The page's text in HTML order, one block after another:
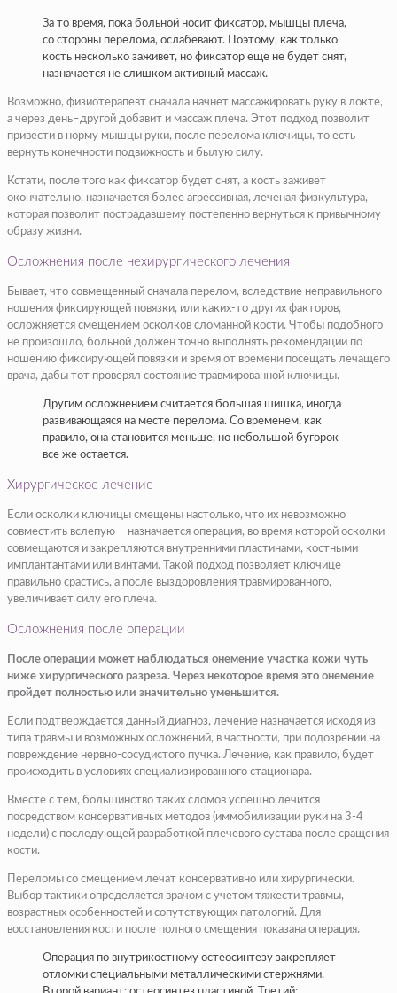
За то время, пока больной носит фиксатор, мышцы плеча,
со стороны перелома, ослабевают. Поэтому, как только
кость несколько заживет, но фиксатор еще не будет снят,
назначается не слишком активный массаж.
Возможно, физиотерапевт сначала начнет массажировать руку в локте,
а через день–другой добавит и массаж плеча. Этот подход позволит
привести в норму мышцы руки, после перелома ключицы, то есть
вернуть конечности подвижность и былую силу.
Кстати, после того как фиксатор будет снят, а кость заживет
окончательно, назначается более агрессивная, леченая физкультура,
которая позволит пострадавшему постепенно вернуться к привычному
образу жизни.
Осложнения после нехирургического лечения
Бывает, что совмещенный сначала перелом, вследствие неправильного
ношения фиксирующей повязки, или каких-то других факторов,
осложняется смещением осколков сломанной кости. Чтобы подобного
не произошло, больной должен точно выполнять рекомендации по
ношению фиксирующей повязки и время от времени посещать лечащего
врача, дабы тот проверял состояние травмированной ключицы.
Другим осложнением считается большая шишка, иногда
развивающаяся на месте перелома. Со временем, как
правило, она становится меньше, но небольшой бугорок
все же остается.
Хирургическое лечение
Если осколки ключицы смещены настолько, что их невозможно
совместить вслепую – назначается операция, во время которой осколки
совмещаются и закрепляются внутренними пластинами, костными
имплантантами или винтами. Такой подход позволяет ключице
правильно срастись, а после выздоровления травмированного,
увеличивает силу его плеча.
Осложнения после операции
После операции может наблюдаться онемение участка кожи чуть
ниже хирургического разреза. Через некоторое время это онемение
пройдет полностью или значительно уменьшится.
Если подтверждается данный диагноз, лечение назначается исходя из
типа травмы и возможных осложнений, в частности, при подозрении на
повреждение нервно-сосудистого пучка. Лечение, как правило, будет
происходить в условиях специализированного стационара.
Вместе с тем, большинство таких сломов успешно лечится
посредством консервативных методов (иммобилизации руки на 3-4
недели) с последующей разработкой плечевого сустава после сращения
кости.
Переломы со смещением лечат консервативно или хирургически.
Выбор тактики определяется врачом с учетом тяжести травмы,
возрастных особенностей и сопутствующих патологий. Для
восстановления кости после полного смещения показана операция.
Операция по внутрикостному остеосинтезу закрепляет
отломки специальными металлическими стержнями.